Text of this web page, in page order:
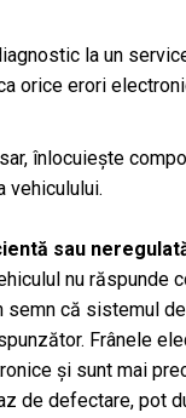
la un
orice erori
înlocuiește
vehiculului.
sau
nu răspunde
semn că sistemul
Frânele
și sunt mai
de defectare, pot